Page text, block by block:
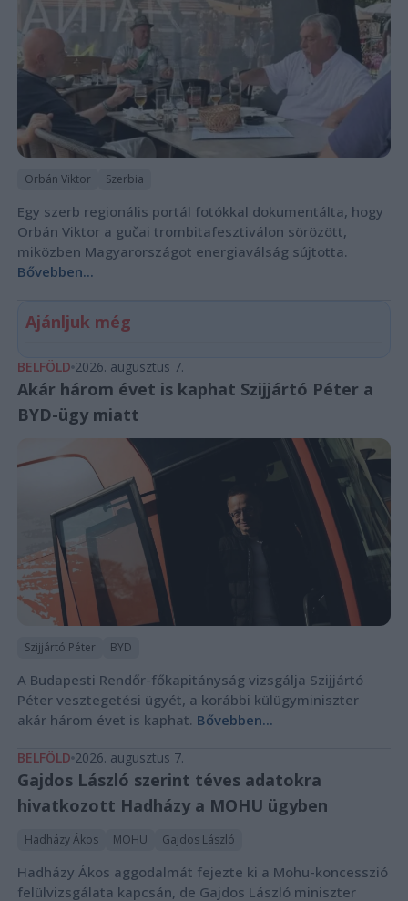
Orbán Viktor Szerbia
Egy szerb regionális portál fotókkal dokumentálta, hogy
Orbán Viktor a gučai trombitafesztiválon sörözött,
miközben Magyarországot energiaválság sújtotta.
Bővebben...
Ajánljuk még
BELFÖLD 2026. augusztus 7.
Akár három évet is kaphat Szijjártó Péter a
BYD-ügy miatt
Szijjártó Péter BYD
A Budapesti Rendőr-főkapitányság vizsgálja Szijjártó
Péter vesztegetési ügyét, a korábbi külügyminiszter
akár három évet is kaphat. Bővebben...
BELFÖLD 2026. augusztus 7.
Gajdos László szerint téves adatokra
hivatkozott Hadházy a MOHU ügyben
Hadházy Ákos MOHU Gajdos László
Hadházy Ákos aggodalmát fejezte ki a Mohu-koncesszió
felülvizsgálata kapcsán, de Gajdos László miniszter